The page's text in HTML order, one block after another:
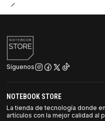
Síguenos
NOTEBOOK STORE
La tienda de tecnología donde
artículos con la mejor calidad al